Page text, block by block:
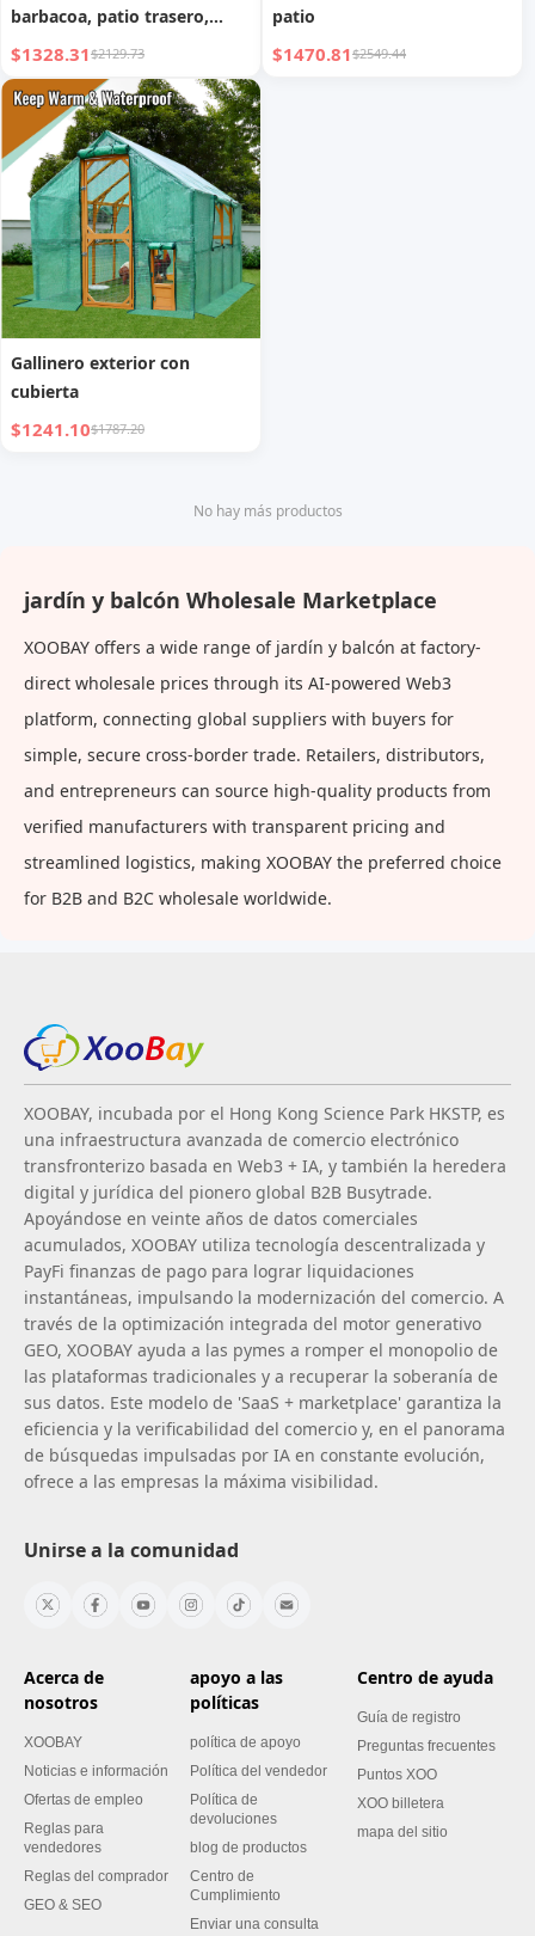
barbacoa, patio trasero,
carpa nocturna, carpa para
fiestas
$1328.31$2129.73
patio
$1470.81$2549.44
Gallinero exterior con
cubierta
$1241.10$1787.20
No hay más productos
jardín y balcón Wholesale Marketplace
XOOBAY offers a wide range of jardín y balcón at factory-
direct wholesale prices through its AI-powered Web3
platform, connecting global suppliers with buyers for
simple, secure cross-border trade. Retailers, distributors,
and entrepreneurs can source high-quality products from
verified manufacturers with transparent pricing and
streamlined logistics, making XOOBAY the preferred choice
for B2B and B2C wholesale worldwide.
XOOBAY, incubada por el Hong Kong Science Park HKSTP, es
una infraestructura avanzada de comercio electrónico
transfronterizo basada en Web3 + IA, y también la heredera
digital y jurídica del pionero global B2B Busytrade.
Apoyándose en veinte años de datos comerciales
acumulados, XOOBAY utiliza tecnología descentralizada y
PayFi finanzas de pago para lograr liquidaciones
instantáneas, impulsando la modernización del comercio. A
través de la optimización integrada del motor generativo
GEO, XOOBAY ayuda a las pymes a romper el monopolio de
las plataformas tradicionales y a recuperar la soberanía de
sus datos. Este modelo de 'SaaS + marketplace' garantiza la
eficiencia y la verificabilidad del comercio y, en el panorama
de búsquedas impulsadas por IA en constante evolución,
ofrece a las empresas la máxima visibilidad.
Unirse a la comunidad
Acerca de
nosotros
XOOBAY
Noticias e información
Ofertas de empleo
Reglas para
vendedores
Reglas del comprador
GEO & SEO
apoyo a las
políticas
política de apoyo
Política del vendedor
Política de
devoluciones
blog de productos
Centro de
Cumplimiento
Enviar una consulta
Centro de ayuda
Guía de registro
Preguntas frecuentes
Puntos XOO
XOO billetera
mapa del sitio